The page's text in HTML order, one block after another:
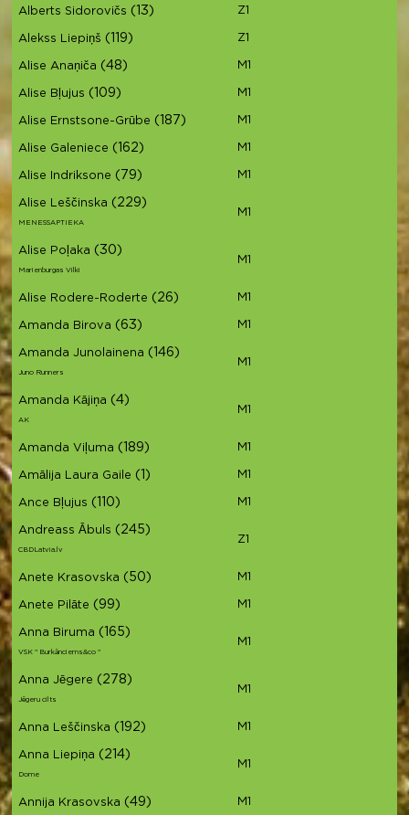
Alberts Sidorovičs (13) Z1
Alekss Liepiņš (119) Z1
Alise Anaņiča (48) M1
Alise Bļujus (109) M1
Alise Ernstsone-Grūbe (187) M1
Alise Galeniece (162) M1
Alise Indriksone (79) M1
Alise Leščinska (229)
MENESSAPTIEKA
M1
Alise Poļaka (30)
Marienburgas Vilki
M1
Alise Rodere-Roderte (26) M1
Amanda Birova (63) M1
Amanda Junolainena (146)
Juno Runners
M1
Amanda Kājiņa (4)
AK
M1
Amanda Viļuma (189) M1
Amālija Laura Gaile (1) M1
Ance Bļujus (110) M1
Andreass Ābuls (245)
CBDLatvia.lv
Z1
Anete Krasovska (50) M1
Anete Pilāte (99) M1
Anna Biruma (165)
VSK " Burkānciems&co "
M1
Anna Jēgere (278)
Jēgeru cilts
M1
Anna Leščinska (192) M1
Anna Liepiņa (214)
Dome
M1
Annija Krasovska (49) M1